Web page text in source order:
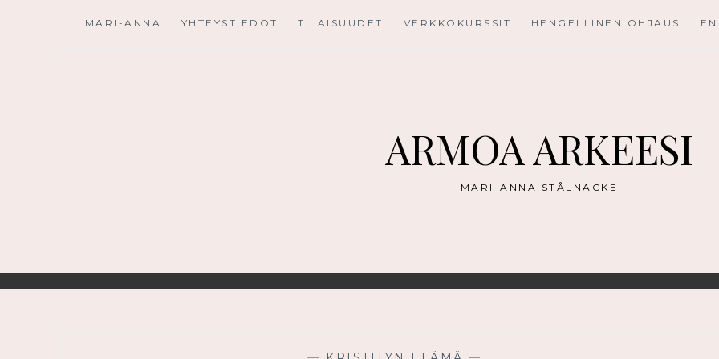
MARI-ANNA YHTEYSTIEDOT TILAISUUDET VERKKOKURSSIT HENGELLINEN OHJAUS
ARMOA ARKEESI
MARI-ANNA STÅLNACKE